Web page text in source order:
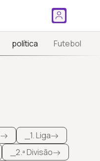
política Futebol
_1. Liga
_2.ª Divisão